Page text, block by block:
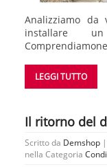
Analizziamo
installare
LEGGI TUTTO
Il ritorno del
Scritto da Demshop
nella Categoria